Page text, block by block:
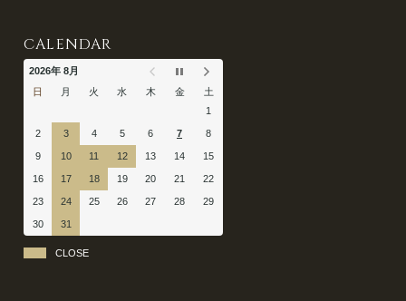
CALENDAR
2026年 8月
日
月 火 水 木 金
土
1
2 3 4 5 6 7 8
9 10 11 12 13 14 15
16 17 18 19 20 21 22
23 24 25 26 27 28 29
30 31
CLOSE